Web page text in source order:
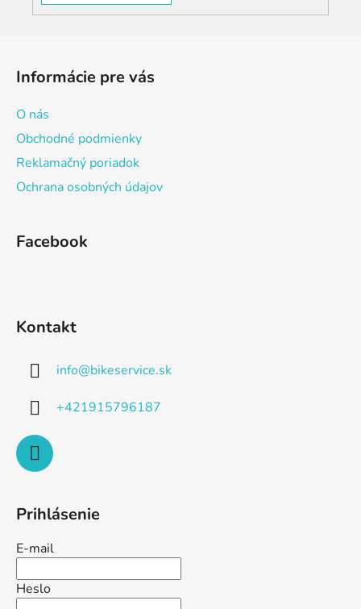
Informácie pre vás
O nás
Obchodné podmienky
Reklamačný poriadok
Ochrana osobných údajov
Facebook
Kontakt
info@bikeservice.sk
+421915796187
Prihlásenie
E-mail
Heslo